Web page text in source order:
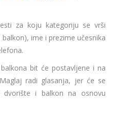
za koju kategoriju se vrši
ime i prezime učesnika
bit će postavljene i na
radi glasanja, jer će se
i balkon na osnovu